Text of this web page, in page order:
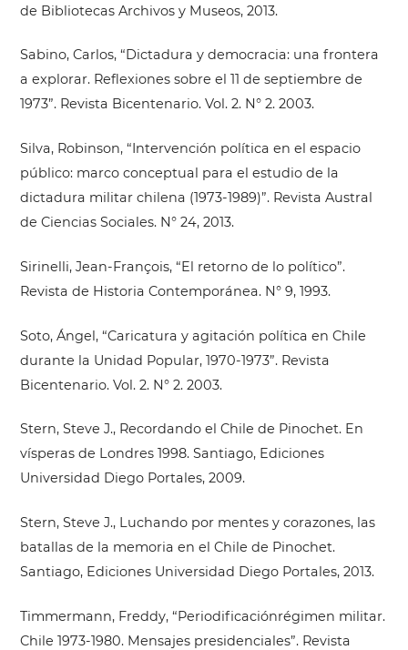
de Bibliotecas Archivos y Museos, 2013.
Sabino, Carlos, “Dictadura y democracia: una frontera
a explorar. Reflexiones sobre el 11 de septiembre de
1973”. Revista Bicentenario. Vol. 2. N° 2. 2003.
Silva, Robinson, “Intervención política en el espacio
público: marco conceptual para el estudio de la
dictadura militar chilena (1973-1989)”. Revista Austral
de Ciencias Sociales. N° 24, 2013.
Sirinelli, Jean-François, “El retorno de lo político”.
Revista de Historia Contemporánea. N° 9, 1993.
Soto, Ángel, “Caricatura y agitación política en Chile
durante la Unidad Popular, 1970-1973”. Revista
Bicentenario. Vol. 2. N° 2. 2003.
Stern, Steve J., Recordando el Chile de Pinochet. En
vísperas de Londres 1998. Santiago, Ediciones
Universidad Diego Portales, 2009.
Stern, Steve J., Luchando por mentes y corazones, las
batallas de la memoria en el Chile de Pinochet.
Santiago, Ediciones Universidad Diego Portales, 2013.
Timmermann, Freddy, “Periodificaciónrégimen militar.
Chile 1973-1980. Mensajes presidenciales”. Revista